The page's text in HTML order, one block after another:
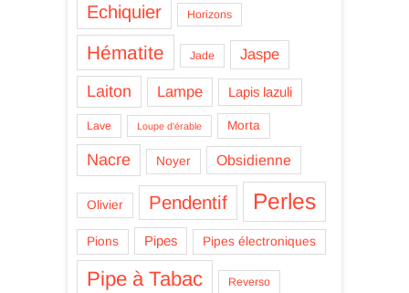
Echiquier Horizons
Hématite Jade Jaspe
Laiton Lampe Lapis lazuli
Lave Loupe d'érable Morta
Nacre Noyer Obsidienne
Olivier Pendentif Perles
Pions Pipes Pipes électroniques
Pipe à Tabac Reverso